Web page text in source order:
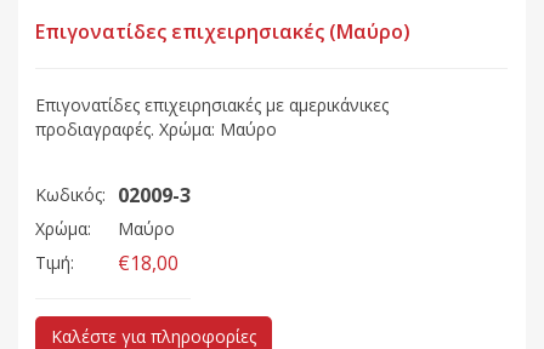
Επιγονατίδες επιχειρησιακές (Μαύρο)
Επιγονατίδες επιχειρησιακές με αμερικάνικες
προδιαγραφές. Χρώμα: Μαύρο
Κωδικός: 02009-3
Χρώμα:
Μαύρο
Τιμή:
€18,00
Καλέστε για πληροφορίες